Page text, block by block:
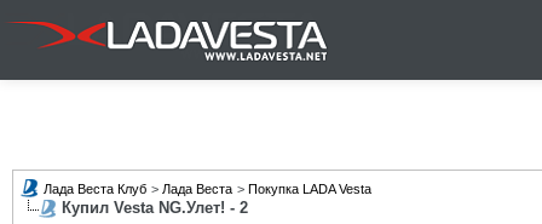
Лада Веста Клуб > Лада Веста > Покупка LADA Vesta
Купил Vesta NG.Улет! - 2